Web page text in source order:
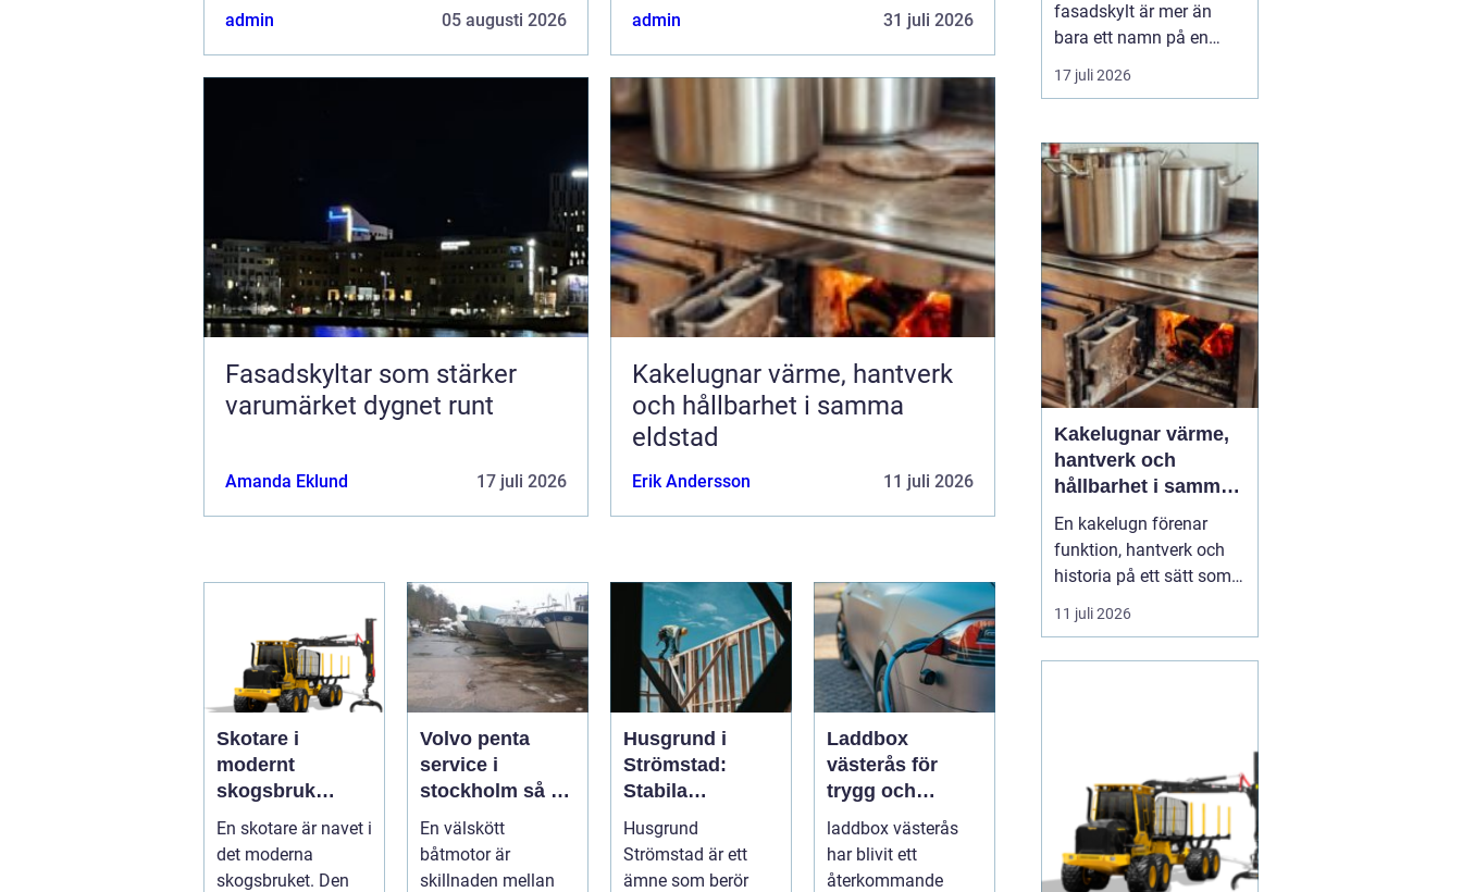
admin 05 augusti 2026 admin 31 juli 2026
Fasadskyltar som stärker
varumärket dygnet runt
Amanda Eklund 17 juli 2026
Kakelugnar värme, hantverk
och hållbarhet i samma
eldstad
Erik Andersson 11 juli 2026
Skotare i
modernt
skogsbruk
teknik,
effektivitet och
hållbarhet
En skotare är navet i
det moderna
skogsbruket. Den
Volvo penta
service i
stockholm så tar
du hand om din
båtmotor på rätt
sätt
En välskött
båtmotor är
skillnaden mellan
Husgrund i
Strömstad:
Stabila
lösningar för
boende vid
kusten
Husgrund
Strömstad är ett
ämne som berör
Laddbox
västerås för
trygg och
effektiv
hemmaladdning
laddbox västerås
har blivit ett
återkommande
fasadskylt är mer än
bara ett namn på en
vägg. Den fungerar som
företagets ansikte utåt,
signalerar kvalitet innan
någon ens har klivit
innanför dörren. F&o...
17 juli 2026
Kakelugnar värme,
hantverk och
hållbarhet i samma
eldstad
En kakelugn förenar
funktion, hantverk och
historia på ett sätt som
få andra
inredningsdetaljer gör.
energikostnader. I en tid
där många söker...
11 juli 2026